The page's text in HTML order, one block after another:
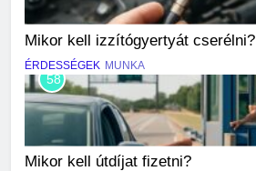
Mikor kell izzítógyertyát cserélni?
ÉRDESSÉGEK MUNKA
58
Mikor kell útdíjat fizetni?